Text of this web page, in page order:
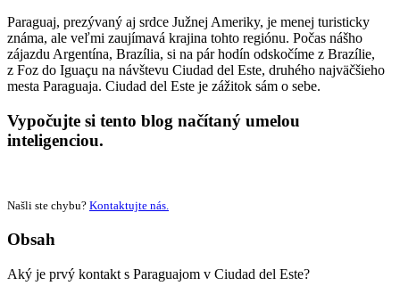
Paraguaj, prezývaný aj srdce Južnej Ameriky, je menej turisticky
známa, ale veľmi zaujímavá krajina tohto regiónu. Počas nášho
zájazdu Argentína, Brazília, si na pár hodín odskočíme z Brazílie,
z Foz do Iguaçu na návštevu Ciudad del Este, druhého najväčšieho
mesta Paraguaja. Ciudad del Este je zážitok sám o sebe.
Vypočujte si tento blog načítaný umelou
inteligenciou.
Našli ste chybu? Kontaktujte nás.
Obsah
Aký je prvý kontakt s Paraguajom v Ciudad del Este?